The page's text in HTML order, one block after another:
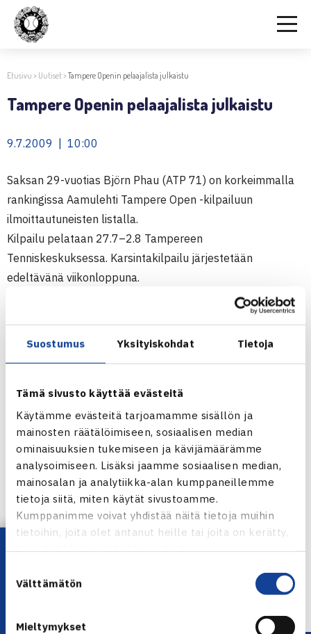
Suostumus Yksityiskohdat Tietoja
Tämä sivusto käyttää evästeitä
Käytämme evästeitä tarjoamamme sisällön ja
mainosten räätälöimiseen, sosiaalisen median
ominaisuuksien tukemiseen ja kävijämäärämme
analysoimiseen. Lisäksi jaamme sosiaalisen median,
mainosalan ja analytiikka-alan kumppaneillemme
tietoja siitä, miten käytät sivustoamme.
Kumppanimme voivat yhdistää näitä tietoja muihin
tietoihin, joita olet antanut heille tai joita on kerätty,
kun olet käyttänyt heidän palvelujaan.
valinta
Välttämätön
Mieltymykset
Etusivu > Uutiset>Tampere Openin pelaajalista julkaistu
Tampere Openin pelaajalista julkaistu
9.7.2009 | 10:00
Saksan 29-vuotias Björn Phau (ATP 71) on korkeimmalla
rankingissa Aamulehti Tampere Open -kilpailuun
ilmoittautuneisten listalla.
Kilpailu pelataan 27.7–2.8 Tampereen
Tenniskeskuksessa. Karsintakilpailu järjestetään
edeltävänä viikonloppuna.
Villeille korteilla ovat mukaan päässeet 19-vuotias Henri
Phau ja Saksan Florian Mayer ovat pelanneet Suomessa
Tampereen kisan kolme vuotta sitten.
Vuoden 2007 Tampere Openin finalistit, voittaja Ranskan
Eric Prodon ja Australian Peter Luczak ovat nyt mukana.
Tampere Open
Jaa:
Seuraava uutinen: JTS hakee päävalmentajaa…
Lataa OmaTennis!